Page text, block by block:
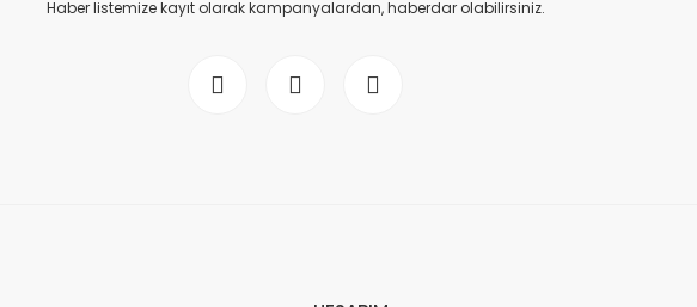
Haber listemize kayıt olarak kampanyalardan, haberdar olabilirsiniz.